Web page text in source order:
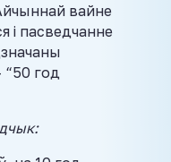
вайне
і пасведчанне
“50 год